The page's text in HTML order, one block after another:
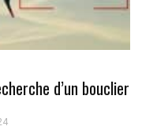
d’un bouclier